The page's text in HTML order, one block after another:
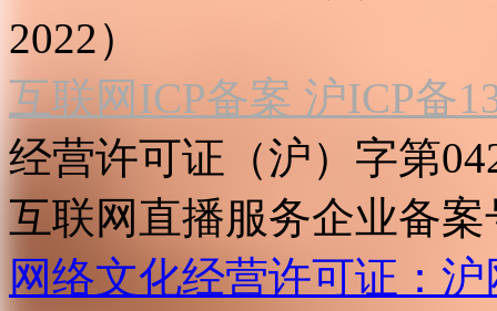
2022）
互联网ICP备案 沪ICP备
经营许可证（沪）字第
互联网直播服务企业备案
网络文化经营许可证：